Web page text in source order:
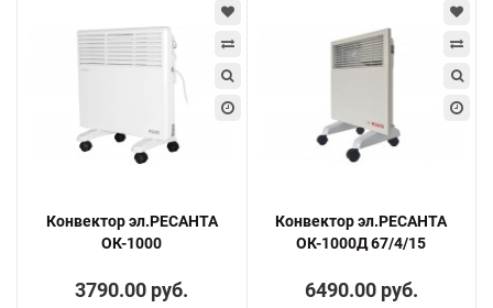
Конвектор эл.РЕСАНТА
ОК-1000
3790.00 руб.
Конвектор эл.РЕСАНТА
ОК-1000Д 67/4/15
6490.00 руб.